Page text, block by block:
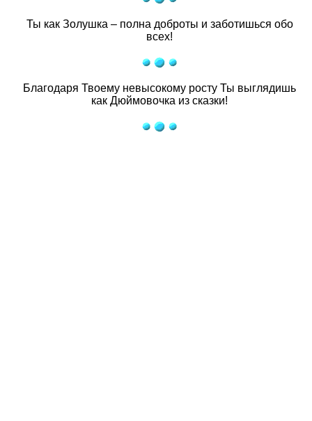
Ты как Золушка – полна доброты и заботишься обо
всех!
Благодаря Твоему невысокому росту Ты выглядишь
как Дюймовочка из сказки!